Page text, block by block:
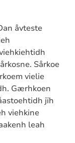
åvteste
Sårkoe
vielie
Gærhkoen
jïh
viehkine
leah